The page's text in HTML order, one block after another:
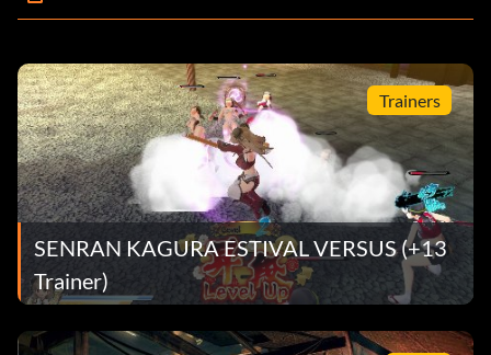
Trainers
SENRAN KAGURA ESTIVAL VERSUS (+13
Trainer)